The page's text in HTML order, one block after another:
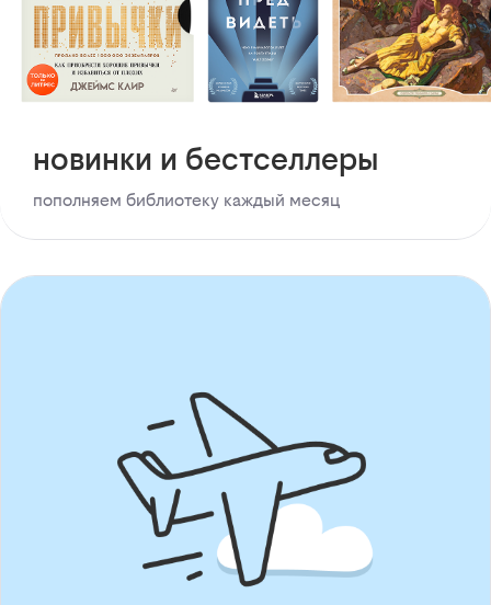
новинки и бестселлеры
пополняем библиотеку каждый месяц